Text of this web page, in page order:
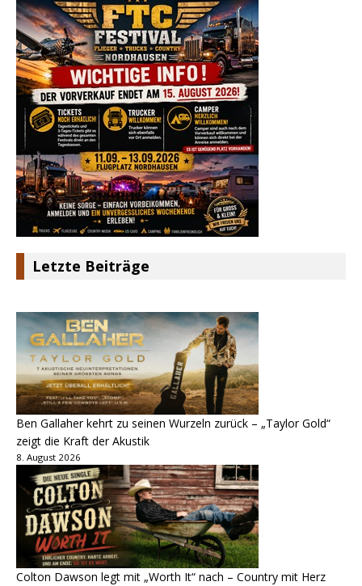
Letzte Beiträge
Ben Gallaher kehrt zu seinen Wurzeln zurück – „Taylor Gold“
zeigt die Kraft der Akustik
8. August 2026
Colton Dawson legt mit „Worth It“ nach – Country mit Herz